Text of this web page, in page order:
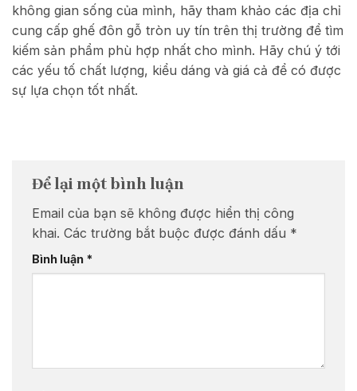
không gian sống của mình, hãy tham khảo các địa chỉ
cung cấp ghế đôn gỗ tròn uy tín trên thị trường để tìm
kiếm sản phẩm phù hợp nhất cho mình. Hãy chú ý tới
các yếu tố chất lượng, kiểu dáng và giá cả để có được
sự lựa chọn tốt nhất.
Để lại một bình luận
Email của bạn sẽ không được hiển thị công
khai. Các trường bắt buộc được đánh dấu *
Bình luận *